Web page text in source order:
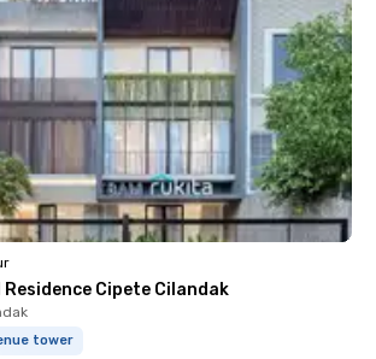
Cipete Cilandak
tower